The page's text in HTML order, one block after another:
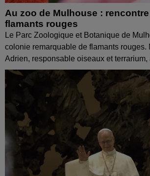
Au zoo de Mulhouse :
flamants rouges
Le Parc Zoologique et Botanique de
colonie remarquable de flamants rouges.
Adrien, responsable oiseaux et terrarium,